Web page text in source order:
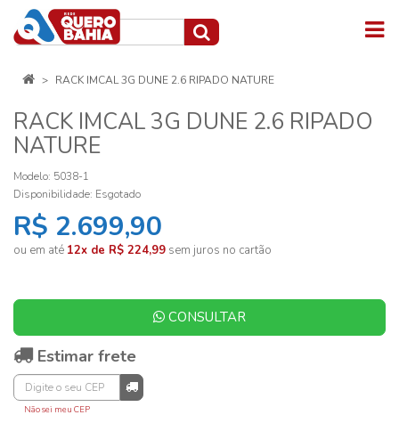
RACK IMCAL 3G DUNE 2.6 RIPADO NATURE
RACK IMCAL 3G DUNE 2.6 RIPADO
NATURE
Modelo: 5038-1
Disponibilidade: Esgotado
R$ 2.699,90
ou em até 12x de R$ 224,99 sem juros no cartão
CONSULTAR
Estimar frete
Não sei meu CEP